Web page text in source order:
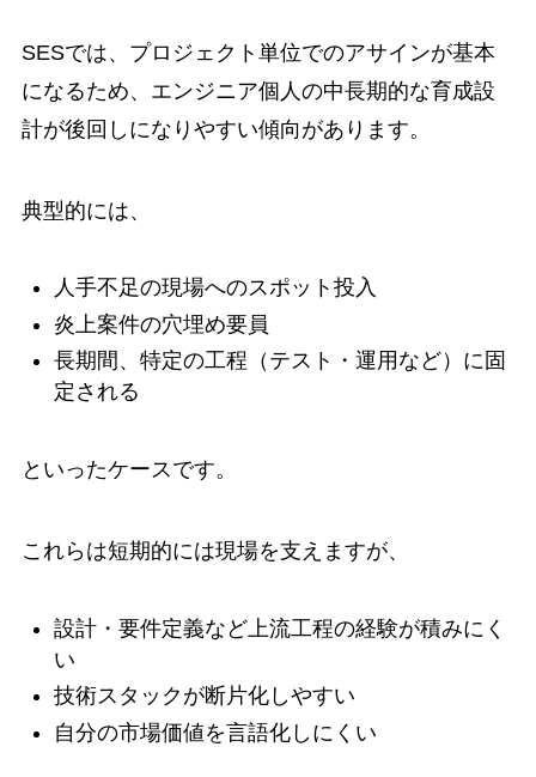
SESでは、プロジェクト単位でのアサインが基本
になるため、エンジニア個人の中長期的な育成設
計が後回しになりやすい傾向があります。
典型的には、
人手不足の現場へのスポット投入
炎上案件の穴埋め要員
長期間、特定の工程（テスト・運用など）に固
定される
といったケースです。
これらは短期的には現場を支えますが、
設計・要件定義など上流工程の経験が積みにく
い
技術スタックが断片化しやすい
自分の市場価値を言語化しにくい